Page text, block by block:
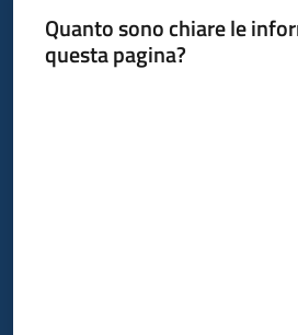
Quanto sono chiare le
questa pagina?